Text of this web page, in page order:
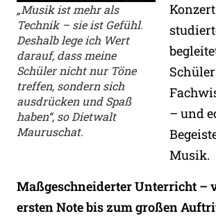
„Musik ist mehr als
Technik – sie ist Gefühl.
Deshalb lege ich Wert
darauf, dass meine
Schüler nicht nur Töne
treffen, sondern sich
ausdrücken und Spaß
haben“, so Dietwalt
Mauruschat.
– und
Musik.
Maßgeschneiderter Unterricht –
ersten Note bis zum großen